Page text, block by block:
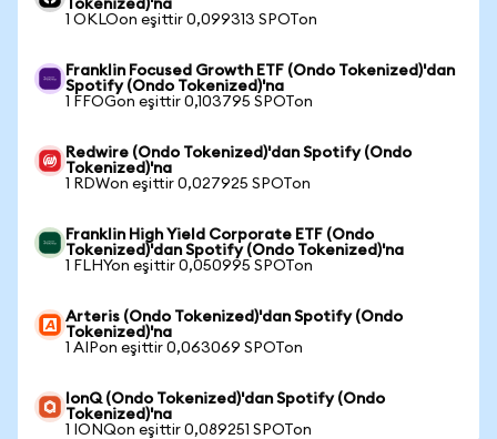
Tokenized)'na
1 OKLOon eşittir 0,099313 SPOTon
Franklin Focused Growth ETF (Ondo Tokenized)'dan
Spotify (Ondo Tokenized)'na
1 FFOGon eşittir 0,103795 SPOTon
Redwire (Ondo Tokenized)'dan Spotify (Ondo
Tokenized)'na
1 RDWon eşittir 0,027925 SPOTon
Franklin High Yield Corporate ETF (Ondo
Tokenized)'dan Spotify (Ondo Tokenized)'na
1 FLHYon eşittir 0,050995 SPOTon
Arteris (Ondo Tokenized)'dan Spotify (Ondo
Tokenized)'na
1 AIPon eşittir 0,063069 SPOTon
IonQ (Ondo Tokenized)'dan Spotify (Ondo
Tokenized)'na
1 IONQon eşittir 0,089251 SPOTon